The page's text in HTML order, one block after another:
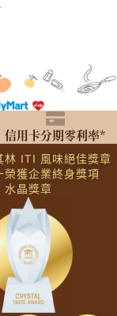
信用卡分期零利率*
林 ITI 風味絕佳獎章
榮獲企業終身獎項
水晶獎章